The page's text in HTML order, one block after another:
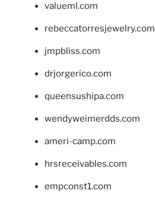
valueml.com
rebeccatorresjewelry.com
jmpbliss.com
drjorgerico.com
queensushipa.com
wendyweimerdds.com
ameri-camp.com
hrsreceivables.com
empconst1.com